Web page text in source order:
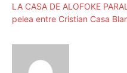
LA CASA DE ALOFOKE
pelea entre Cristian Casa